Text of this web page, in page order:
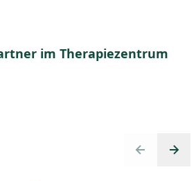
im Therapiezentrum
Previous slide
Next